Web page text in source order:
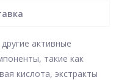
активные
такие как
кислота, экстракты